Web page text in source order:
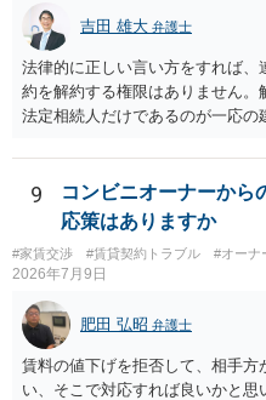
れます。 建物が未登記であるこ
に否定するものではなく、引渡し
有効とされています。 今後の交
しており定期借家への変更に合
（誰が所有者で誰が実際に住む予
ほしいこと、③自分たちの居住継
基本方針としたうえで、仮に一
退料・引越費用・原状回復費用
成することが重要です。 契約書
め・定期借家に関する記載の有
（「今回で最後」などの文言）が
得るかどうかも含めて検討ポイン
容を十分に確認し、不明点は弁
す。
吉田 雄大 弁護士
法律的に正しい言い方をすれば
約を解約する権限はありません
法定相続人だけであるのが一応
する動機づけがなくなります。
も、建物を賃貸人に一日も早く
するのが良いと思います。また
あるお知り合いさんにとっても
められるため望ましいやり方だと
9
コンビニオーナーから
応策はありますか
#家賃交渉 #賃貸契約トラブル #オーナ
2026年7月9日
肥田 弘昭 弁護士
賃料の値下げを拒否して、相手
い、そこで対応すれば良いかと